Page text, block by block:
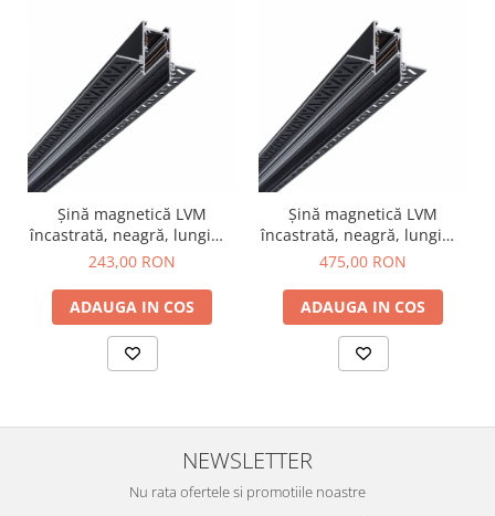
Șină magnetică LVM
încastrată, neagră, lungime
1 m
243,00 RON
ADAUGA IN COS
Șină magnetică LVM
încastrată, neagră, lungime
2 m
475,00 RON
ADAUGA IN COS
NEWSLETTER
Nu rata ofertele si promotiile noastre